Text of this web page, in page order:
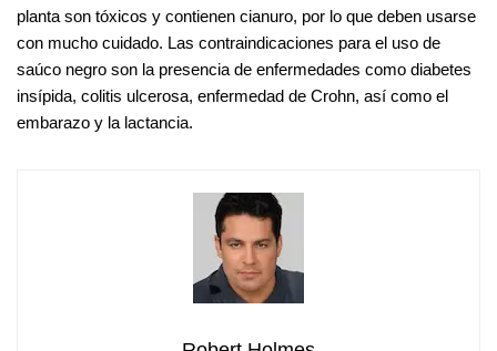
planta son tóxicos y contienen cianuro, por lo que deben usarse
con mucho cuidado. Las contraindicaciones para el uso de
saúco negro son la presencia de enfermedades como diabetes
insípida, colitis ulcerosa, enfermedad de Crohn, así como el
embarazo y la lactancia.